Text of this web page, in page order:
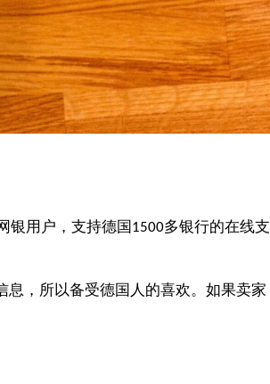
银用户，支持德国 1500多银行的在线支
，所以备受德国人的喜欢。如果卖家